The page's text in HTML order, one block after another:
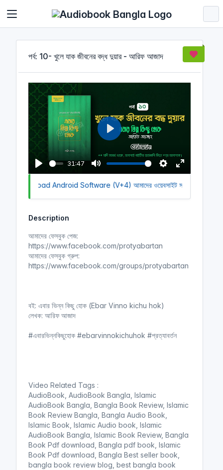
পর্ব: 10- খুলে যাক জীবনের বদ্ধ দুয়ার - আরিফ আজাদ
P
l
31:47
M
u
S
e
E
n
l
P
a
y
to Download Android Software (V+4) আমাদের ওয়েবসাইট সচল রাখতে
Description
আমাদের ফেসবুক পেজ:
https://www.facebook.com/protyabartan
আমাদের ফেসবুক গ্রুপ:
https://www.facebook.com/groups/protyabartan
বই: এবার ভিন্ন কিছু হোক (Ebar Vinno kichu hok)
লেখক: আরিফ আজাদ
#এবারভিন্নকিছুহোক #ebarvinnokichuhok #প্রত্যাবর্তন
Video Related Tags :
AudioBook, AudioBook Bangla, Islamic
AudioBook Bangla, Bangla Book Review, Islamic
Book Review Bangla, Bangla Audio Book,
Islamic Book, Islamic Audio book, Islamic
AudioBook Bangla, Islamic Book Review, Bangla
Book Pdf download, Bangla pdf book, Islamic
Book Pdf download, Bangla Best seller book,
bangla book review blog, best bangla book